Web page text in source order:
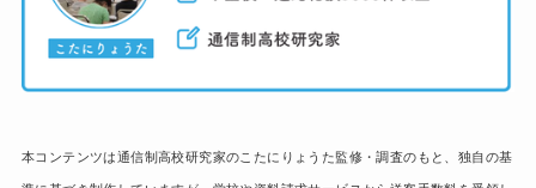
本コンテンツは通信制高校研究家のこたにりょうた監修・調査のもと、独自の基